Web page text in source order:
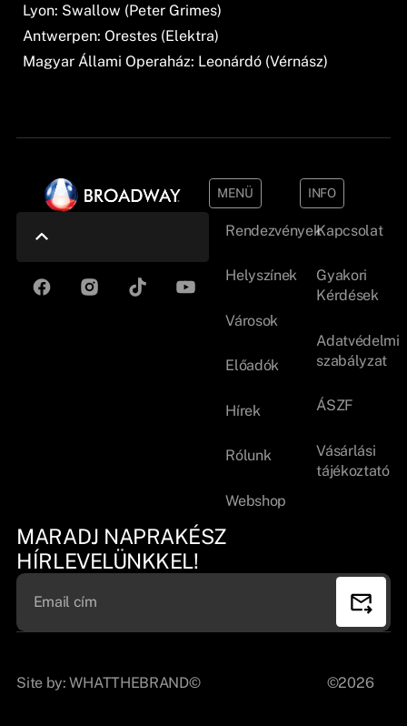
Lyon: Swallow (Peter Grimes)
Antwerpen: Orestes (Elektra)
Magyar Állami Operaház: Leonárdó (Vérnász)
MENÜ
Rendezvények
Helyszínek
Városok
Előadók
Hírek
Rólunk
Webshop
INFO
Kapcsolat
Gyakori
Kérdések
Adatvédelmi
szabályzat
ÁSZF
Vásárlási
tájékoztató
MARADJ NAPRAKÉSZ
HÍRLEVELÜNKKEL!
Site by:WHATTHEBRAND© ©2026